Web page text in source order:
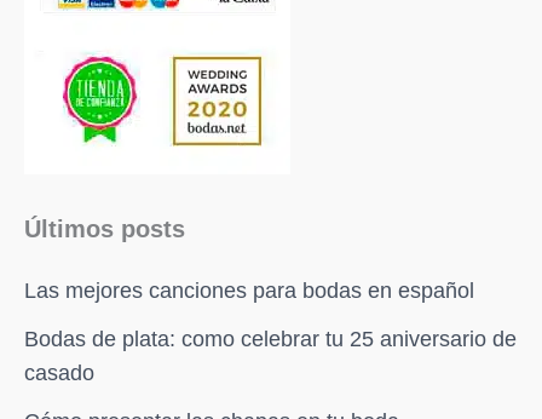
Últimos posts
Las mejores canciones para bodas en español
Bodas de plata: como celebrar tu 25 aniversario de
casado